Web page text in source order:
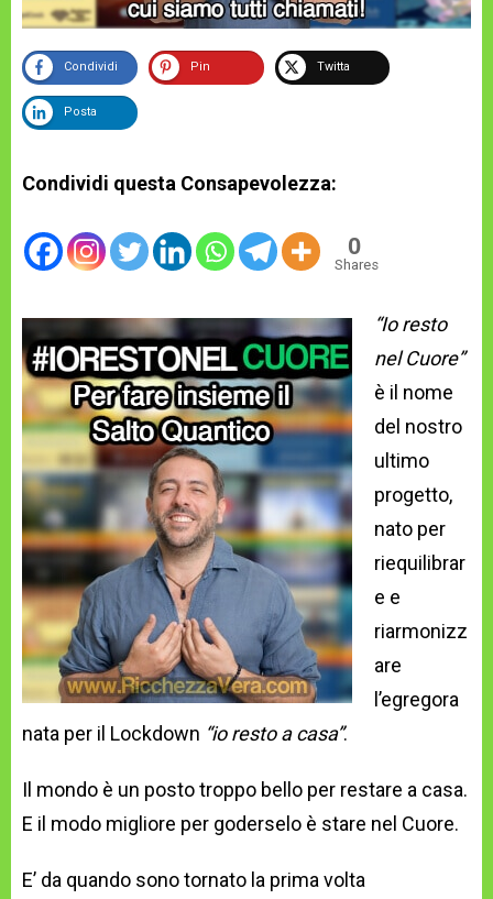
Condividi Pin Twitta
Posta
Condividi questa Consapevolezza:
0
Shares
“Io resto
nel Cuore”
è il nome
del nostro
ultimo
progetto,
nato per
riequilibrar
e e
riarmonizz
are
l’egregora
nata per il Lockdown “io resto a casa”.
Il mondo è un posto troppo bello per restare a casa.
E il modo migliore per goderselo è stare nel Cuore.
E’ da quando sono tornato la prima volta